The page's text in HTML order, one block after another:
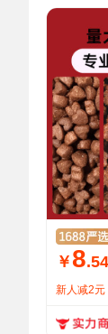
￥ 8.54
新人减2元